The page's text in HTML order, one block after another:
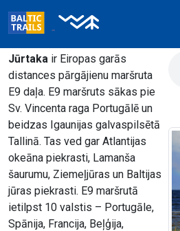
Jūrtaka ir Eiropas garās
distances pārgājienu maršruta
E9 daļa. E9 maršruts sākas pie
Sv. Vincenta raga Portugālē un
beidzas Igaunijas galvaspilsētā
Tallinā. Tas ved gar Atlantijas
okeāna piekrasti, Lamanša
šaurumu, Ziemeļjūras un Baltijas
jūras piekrasti. E9 maršrutā
ietilpst 10 valstis – Portugāle,
Spānija, Francija, Beļģija,